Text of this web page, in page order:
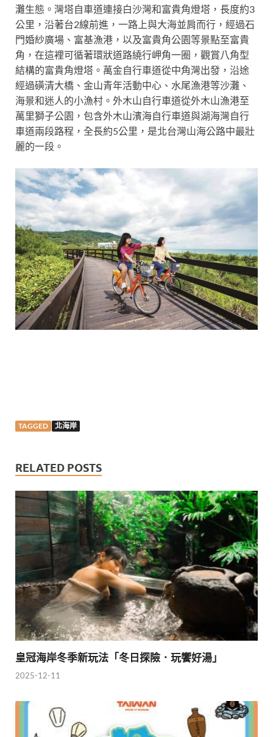
灘生態。灣塔自車道連接白沙灣和富貴角燈塔，長度約3
公里，沿著台2線前進，一路上與大海並肩而行，經過石
門婚紗廣場、富基漁港，以及富貴角公園等景點至富貴
角，在這裡可循著環狀道路繞行岬角一圈，觀賞八角型
結構的富貴角燈塔。萬金自行車道從中角灣出發，沿途
經過磺清大橋、金山青年活動中心、水尾漁港等沙灘、
海景和迷人的小漁村。外木山自行車道從外木山漁港至
萬里獅子公園， 包含外木山濱海自行車道與湖海灣自行
車道兩段路程， 全長約5公里，是北台灣山海公路中最壯
麗的一段。
TAGGED 北海岸
RELATED POSTS
皇冠海岸冬季新玩法「冬日探險．玩饗好湯」
2025-12-11